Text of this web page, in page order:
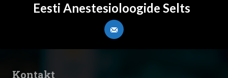
Eesti Anestesioloogide Selts
Kontakt